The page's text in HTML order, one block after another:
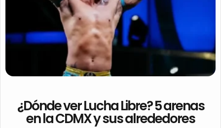
¿Dónde ver Lucha Libre? 5 arenas
en la CDMX y sus alrededores